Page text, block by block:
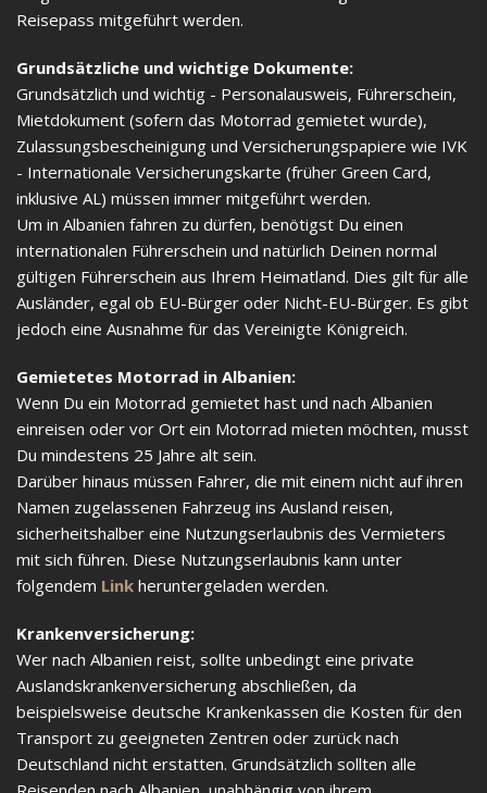
Reisepass mitgeführt werden.
Grundsätzliche und wichtige Dokumente:
Grundsätzlich und wichtig - Personalausweis, Führerschein,
Mietdokument (sofern das Motorrad gemietet wurde),
Zulassungsbescheinigung und Versicherungspapiere wie IVK
- Internationale Versicherungskarte (früher Green Card,
inklusive AL) müssen immer mitgeführt werden.
Um in Albanien fahren zu dürfen, benötigst Du einen
internationalen Führerschein und natürlich Deinen normal
gültigen Führerschein aus Ihrem Heimatland. Dies gilt für alle
Ausländer, egal ob EU-Bürger oder Nicht-EU-Bürger. Es gibt
jedoch eine Ausnahme für das Vereinigte Königreich.
Gemietetes Motorrad in Albanien:
Wenn Du ein Motorrad gemietet hast und nach Albanien
einreisen oder vor Ort ein Motorrad mieten möchten, musst
Du mindestens 25 Jahre alt sein.
Darüber hinaus müssen Fahrer, die mit einem nicht auf ihren
Namen zugelassenen Fahrzeug ins Ausland reisen,
sicherheitshalber eine Nutzungserlaubnis des Vermieters
mit sich führen. Diese Nutzungserlaubnis kann unter
folgendem Link heruntergeladen werden.
Krankenversicherung:
Wer nach Albanien reist, sollte unbedingt eine private
Auslandskrankenversicherung abschließen, da
beispielsweise deutsche Krankenkassen die Kosten für den
Transport zu geeigneten Zentren oder zurück nach
Deutschland nicht erstatten. Grundsätzlich sollten alle